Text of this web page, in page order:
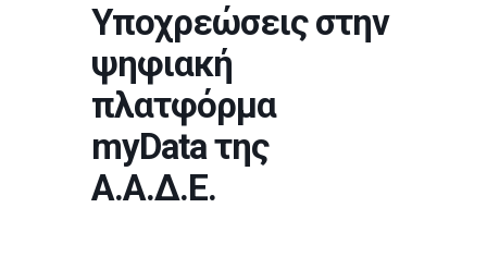
Υποχρεώσεις στην
ψηφιακή
πλατφόρμα
myData της
Α.Α.Δ.Ε.